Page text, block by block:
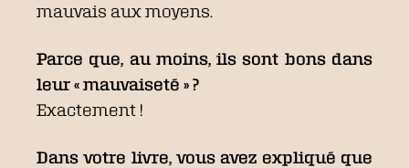
mauvais aux moyens.
Parce que, au moins, ils sont bons dans
leur « mauvaiseté » ?
Exactement !
Dans votre livre, vous avez expliqué que